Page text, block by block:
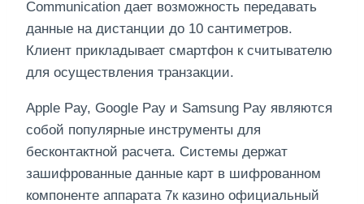
Communication дает возможность передавать
данные на дистанции до 10 сантиметров.
Клиент прикладывает смартфон к считывателю
для осуществления транзакции.
Apple Pay, Google Pay и Samsung Pay являются
собой популярные инструменты для
бесконтактной расчета. Системы держат
зашифрованные данные карт в шифрованном
компоненте аппарата 7к казино официальный